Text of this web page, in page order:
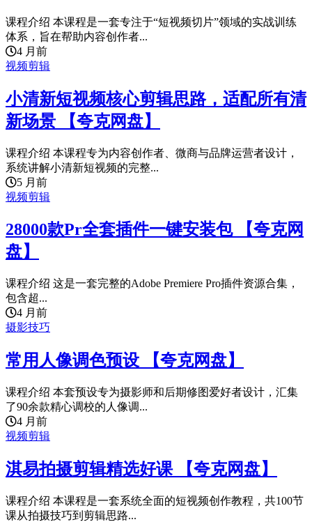
课程介绍 本课程是一套专注于“短视频切片”领域的实战训练
体系，旨在帮助内容创作者...
4 月前
视频剪辑
小清新短视频核心剪辑思路，适配所有清
新场景 【夸克网盘】
课程介绍 本课程专为内容创作者、微商与品牌运营者设计，
系统讲解小清新短视频的完整...
5 月前
视频剪辑
28000款Pr全套插件一键安装包 【夸克网
盘】
课程介绍 这是一套完整的Adobe Premiere Pro插件资源合集，
包含超...
4 月前
摄影技巧
常用人像调色预设 【夸克网盘】
课程介绍 本套预设专为摄影师和后期修图爱好者设计，汇集
了90余款精心调校的人像调...
4 月前
视频剪辑
淇易拍摄剪辑精选好课 【夸克网盘】
课程介绍 本课程是一套系统全面的短视频创作教程，共100节
课从拍摄技巧到剪辑思路...